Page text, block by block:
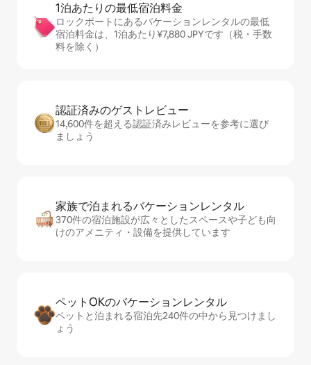
1泊あたりの最⁠低⁠宿⁠泊⁠料⁠金
ロックポートにあるバケーションレンタルの最低
宿泊料金は、1泊あたり¥7,880 JPYです（税・手数
料を除く）
認証済みのゲ⁠ス⁠ト⁠レ⁠ビ⁠ュ⁠ー
14,600件を超える認証済みレビューを参考に選び
ましょう
家族で泊まれるバ⁠ケ⁠ー⁠シ⁠ョ⁠ンレ⁠ン⁠タ⁠ル
370件の宿泊施設が広々としたスペースや子ども向
けのアメニティ・設備を提供しています
ペットOKのバ⁠ケ⁠ー⁠シ⁠ョ⁠ンレ⁠ン⁠タ⁠ル
ペットと泊まれる宿泊先240件の中から見つけまし
ょう